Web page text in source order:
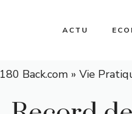
ACTU
180 Back.com » Vie